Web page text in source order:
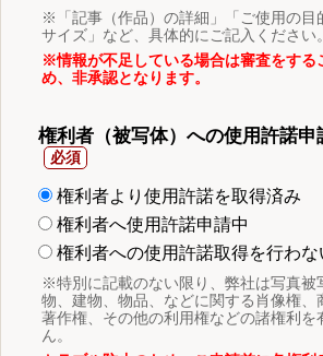
※「記事（作品）の詳細」「ご使用の目
サイズ」など、具体的にご記入ください。
※情報が不足している場合は審査をする
め、非承認となります。
権利者（被写体）への使用許諾申
権利者より使用許諾を取得済み
権利者へ使用許諾申請中
権利者への使用許諾取得を行わな
※特別に記載のない限り、弊社は写真被
物、建物、物品、などに関する肖像権、
著作権、その他の利用権などの諸権利を
ん。